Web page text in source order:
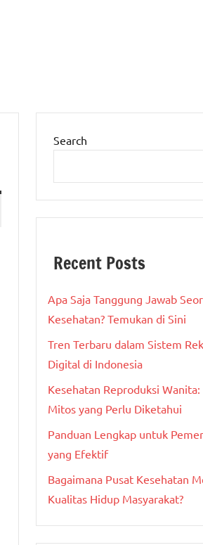
Search
Recent Posts
Apa Saja Tanggung Jawab
Kesehatan? Temukan di Sini
Tren Terbaru dalam Sistem
Digital di Indonesia
Kesehatan Reproduksi Wanita:
Mitos yang Perlu Diketahui
Panduan Lengkap untuk
yang Efektif
Bagaimana Pusat Kesehatan
Kualitas Hidup Masyarakat?